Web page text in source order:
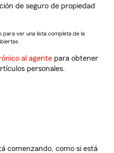
de seguro de propiedad
para ver una lista completa de la
al agente para obtener
personales.
comenzando, como si está